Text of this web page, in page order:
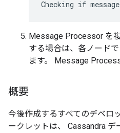
Checking if
Message Processor を
する場合は、各ノード
ます。 Message
概要
今後作成するすべてのデベロ
ークレットは、 Cassandra デ